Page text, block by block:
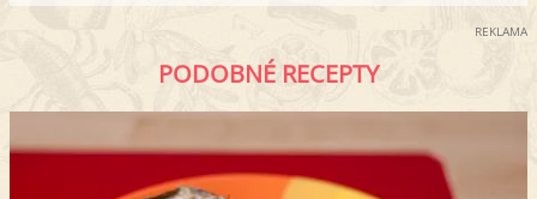
REKLAMA
PODOBNÉ RECEPTY